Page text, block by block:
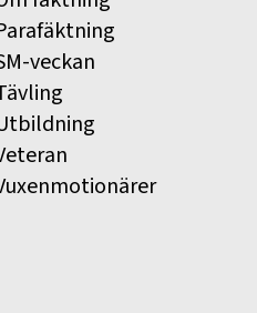
veckan